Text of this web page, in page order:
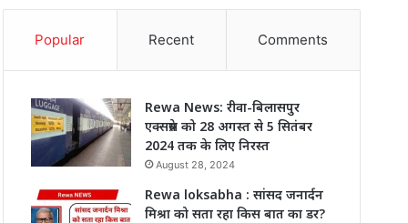
Popular Recent Comments
Rewa News: रीवा-बिलासपुर
एक्सप्रेस को 28 अगस्त से 5 सितंबर
2024 तक के लिए निरस्त
August 28, 2024
Rewa loksabha : सांसद जनार्दन
मिश्रा को सता रहा किस बात का डर?